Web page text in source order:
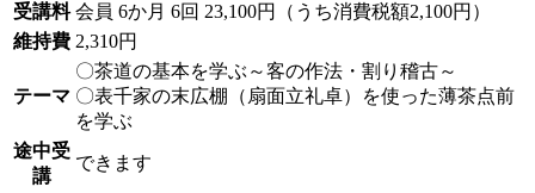
受講料 会員 6か月 6回 23,100円（うち消費税額2,100円）
維持費 2,310円
テーマ
〇茶道の基本を学ぶ～客の作法・割り稽古～
〇表千家の末広棚（扇面立礼卓）を使った薄茶点前
を学ぶ
途中受
講
できます